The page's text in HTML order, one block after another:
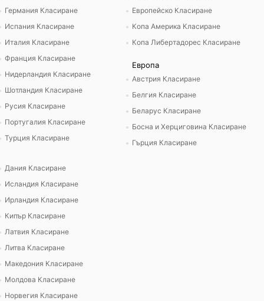
Германия Класиране
Испания Класиране
Италия Класиране
Франция Класиране
Нидерландия Класиране
Шотландия Класиране
Русия Класиране
Португалия Класиране
Турция Класиране
Европейско Класиране
Копа Америка Класиране
Копа Либертадорес Класиране
Европа
Австрия Класиране
Белгия Класиране
Беларус Класиране
Босна и Херциговина Класиране
Гърция Класиране
Дания Класиране
Исландия Класиране
Ирландия Класиране
Кипър Класиране
Латвия Класиране
Литва Класиране
Македония Класиране
Молдова Класиране
Норвегия Класиране